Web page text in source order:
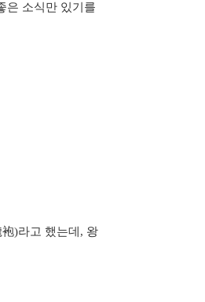
은 소식만 있기를
)라고 했는데, 왕